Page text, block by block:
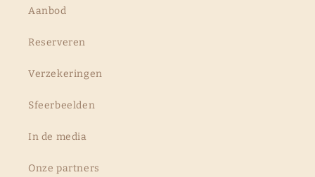
Aanbod
Reserveren
Verzekeringen
Sfeerbeelden
In de media
Onze partners